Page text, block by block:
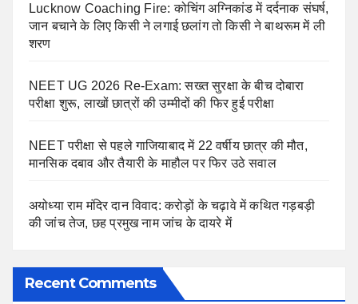
Lucknow Coaching Fire: कोचिंग अग्निकांड में दर्दनाक संघर्ष,
जान बचाने के लिए किसी ने लगाई छलांग तो किसी ने बाथरूम में ली
शरण
NEET UG 2026 Re-Exam: सख्त सुरक्षा के बीच दोबारा
परीक्षा शुरू, लाखों छात्रों की उम्मीदों की फिर हुई परीक्षा
NEET परीक्षा से पहले गाजियाबाद में 22 वर्षीय छात्र की मौत,
मानसिक दबाव और तैयारी के माहौल पर फिर उठे सवाल
अयोध्या राम मंदिर दान विवाद: करोड़ों के चढ़ावे में कथित गड़बड़ी
की जांच तेज, छह प्रमुख नाम जांच के दायरे में
Recent Comments